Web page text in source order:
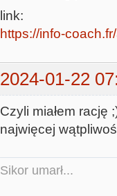
link:
https://info-
2024-01-22
Czyli miałem
najwięcej
Sikor umarł...